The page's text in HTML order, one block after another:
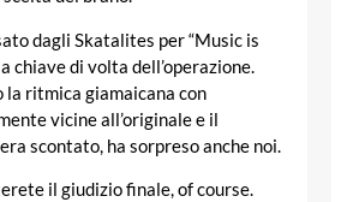
dagli Skatalites per “Music is
chiave di volta dell’operazione.
la ritmica giamaicana con
vicine all’originale e il
scontato, ha sorpreso anche noi.
il giudizio finale, of course.